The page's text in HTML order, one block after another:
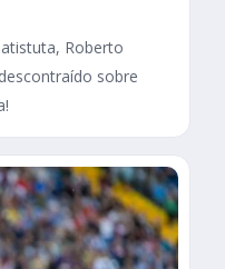
Roberto
sobre